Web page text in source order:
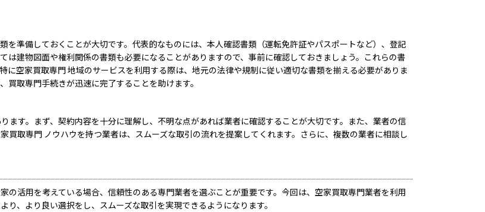
を準備しておくことが大切です。代表的なものには、本人確認書類（運転免許証やパスポートなど）、登記
は建物図面や権利関係の書類も必要になることがありますので、事前に確認しておきましょう。これらの書
に空家買取専門 地域のサービスを利用する際は、地元の法律や規制に従い適切な書類を揃える必要がありま
取専門手続きが迅速に完了することを助けます。
ます。まず、契約内容を十分に理解し、不明な点があれば業者に確認することが大切です。また、業者の信
買取専門 ノウハウを持つ業者は、スムーズな取引の流れを提案してくれます。さらに、複数の業者に相談し
の活用を考えている場合、信頼性のある専門業者を選ぶことが重要です。今回は、空家買取専門業者を利用
、より良い選択をし、スムーズな取引を実現できるようになります。